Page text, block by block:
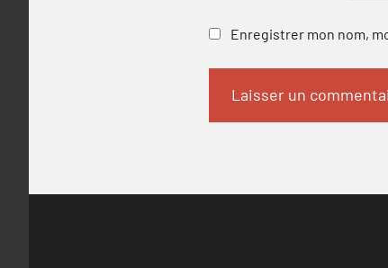
Enregistrer mon nom,